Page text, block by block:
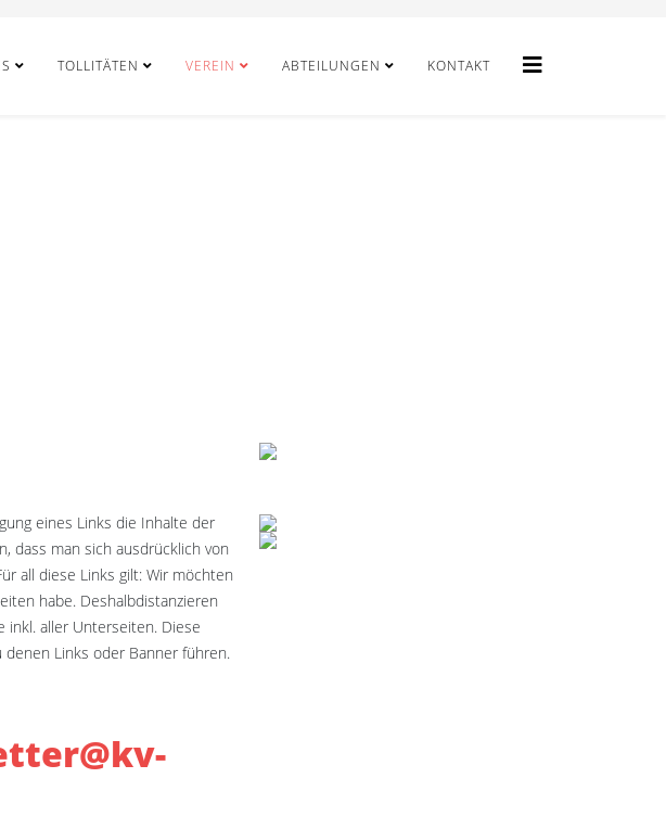
TOLLITÄTEN VEREIN ABTEILUNGEN KONTAKT
eines Links die Inhalte der
dass man sich ausdrücklich von
all diese Links gilt: Wir möchten
habe. Deshalbdistanzieren
inkl. aller Unterseiten. Diese
Links oder Banner führen.